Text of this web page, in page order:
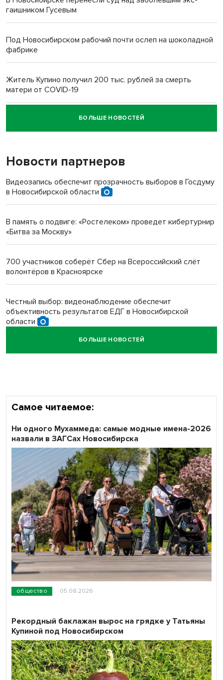
гаишником Гусевым
Под Новосибирском рабочий почти ослеп на шоколадной
фабрике
Житель Купино получил 200 тыс. рублей за смерть
матери от COVID-19
Новосибирский суд наказал водителя за смерть
пенсионерки на вокзале
«Мы живём на пастбище!»: в новосибирском селе лошади
терроризируют жителей
Инвалид получил условный срок за избиение врачей
Новосибирский преподаватель с женой вошли в топ-16
Обновлённое отделение ВТБ открылось в Искитиме
БОЛЬШЕ НОВОСТЕЙ
Новости партнеров
Видеозапись обеспечит прозрачность выборов в Госдуму
в Новосибирской области
В память о подвиге: «Ростелеком» проведет кибертурнир
«Битва за Москву»
700 участников соберёт Сбер на Всероссийский слёт
волонтёров в Красноярске
Честный выбор: видеонаблюдение обеспечит
объективность результатов ЕДГ в Новосибирской
области
Кибертанки пошли в бой: «Ростелеком» объявляет
БОЛЬШЕ НОВОСТЕЙ
Самое читаемое:
общество 05.08.2026
Ни одного Мухаммеда: самые модные имена-2026
назвали в ЗАГСах Новосибирска
Рекордный баклажан вырос на грядке у Татьяны
Купиной под Новосибирском